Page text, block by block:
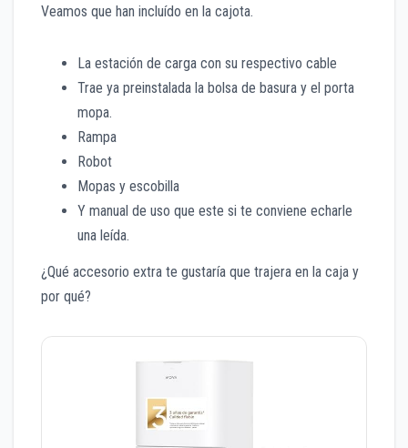
Veamos que han incluído en la cajota.
La estación de carga con su respectivo cable
Trae ya preinstalada la bolsa de basura y el porta
mopa.
Rampa
Robot
Mopas y escobilla
Y manual de uso que este si te conviene echarle
una leída.
¿Qué accesorio extra te gustaría que trajera en la caja y
por qué?